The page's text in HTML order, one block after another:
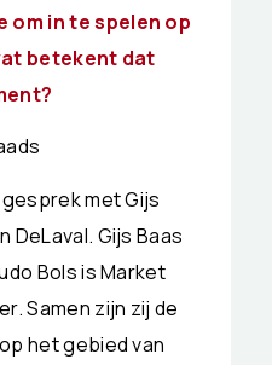
om in te spelen op
betekent dat
met Gijs
DeLaval. Gijs Baas
Bols is Market
Samen zijn zij de
het gebied van